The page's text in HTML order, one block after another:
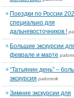
Поездки по России
специально для
дальневосточников !
Большие экскурсии
феврале и марте
“Татьянин день” –
экскурсия palomnik
Зимние экскурсии для